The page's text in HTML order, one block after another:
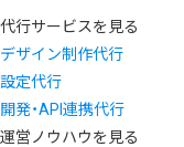
代行サービスを見る
デザイン制作代行
設定代行
開発・API連携代行
運営ノウハウを見る